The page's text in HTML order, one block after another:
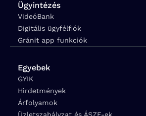
Ügyintézés
VideóBank
Digitális ügyfélfiók
Gránit app funkciók
Egyebek
GYIK
Hirdetmények
Árfolyamok